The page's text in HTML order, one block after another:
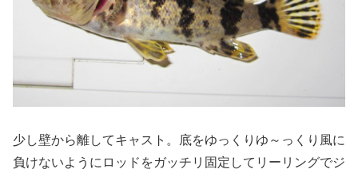
少し壁から離してキャスト。底をゆっくりゆ～っくり風に
負けないようにロッドをガッチリ固定してリーリングでジ